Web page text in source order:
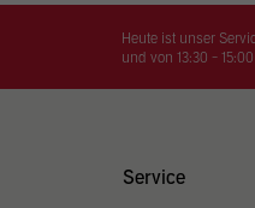
Heute ist unser
und von 13:30 -
Service
Sie